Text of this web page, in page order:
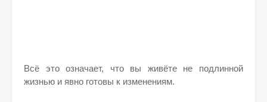
Всё это означает, что вы живёте не подлинной
жизнью и явно готовы к изменениям.